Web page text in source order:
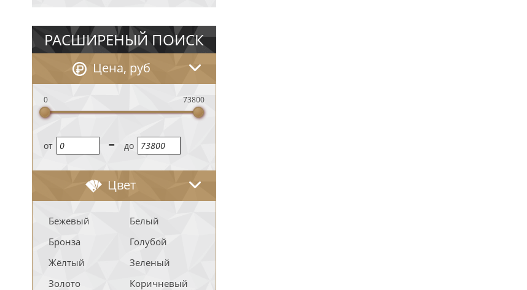
РАСШИРЕНЫЙ ПОИСК
Цена, руб
0 73800
oт - до
Цвет
Бежевый
Белый
Бронза
Голубой
Жёлтый
Зеленый
Золото
Коричневый